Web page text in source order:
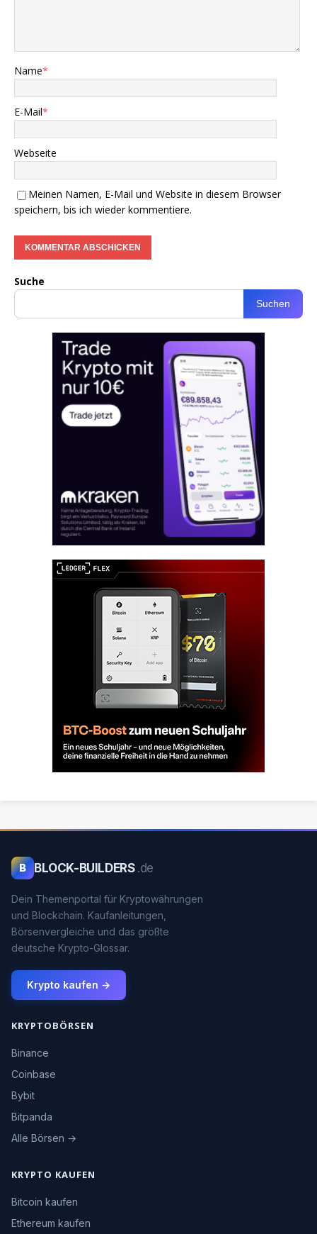
Name*
E-Mail*
Webseite
Meinen Namen, E-Mail und Website in diesem Browser
speichern, bis ich wieder kommentiere.
Suche
Suchen
B BLOCK-BUILDERS .de
Dein Themenportal für Kryptowährungen
und Blockchain. Kaufanleitungen,
Börsenvergleiche und das größte
deutsche Krypto-Glossar.
Krypto kaufen →
KRYPTOBÖRSEN
Binance
Coinbase
Bybit
Bitpanda
Alle Börsen →
KRYPTO KAUFEN
Bitcoin kaufen
Ethereum kaufen